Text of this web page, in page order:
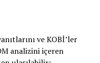
ve KOBİ’ler
analizini içeren